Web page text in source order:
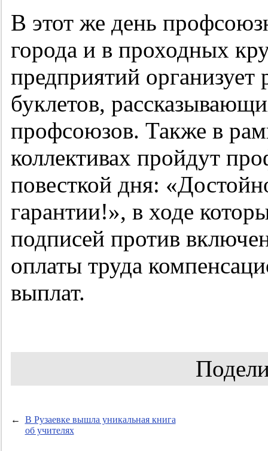
В этот же день
города и в проходных
предприятий
буклетов,
профсоюзов. Также в
коллективах пройдут
повесткой дня:
гарантии!», в ходе
подписей против
оплаты труда
выплат.
←
В Рузаевке вышла уникальная книга
об учителях